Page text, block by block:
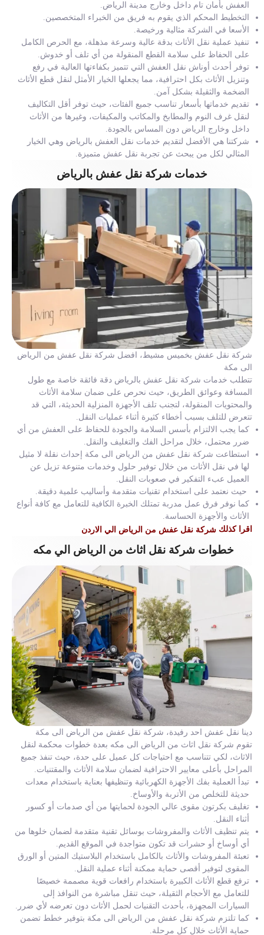
العفش بأمان تام داخل وخارج مدينة الرياض.
التخطيط المحكم الذي يقوم به فريق من الخبراء المتخصصين.
الأسعا في الشركة مثالية ورخيصة.
تنفيذ عملية نقل الأثاث بدقة عالية وسرعة مذهلة، مع الحرص الكامل
على الحفاظ على سلامة القطع المنقولة من أي تلف أو خدوش.
توفر أحدث أوناش نقل العفش التي تتميز بكفاءتها العالية في رفع
وتنزيل الأثاث بكل احترافية، مما يجعلها الخيار الأمثل لنقل قطع الأثاث
الضخمة والثقيلة بشكل آمن.
تقديم خدماتها بأسعار تناسب جميع الفئات، حيث توفر أقل التكاليف
لنقل غرف النوم والمطابخ والمكاتب والمكيفات، وغيرها من الأثاث
داخل وخارج الرياض دون المساس بالجودة.
شركتنا هي الأفضل لتقديم خدمات نقل العفش بالرياض وهي الخيار
المثالي لكل من يبحث عن تجربة نقل عفش متميزة.
خدمات شركة نقل عفش بالرياض
شركة نقل عفش بخميس مشيط، افضل شركة نقل عفش من الرياض
الى مكة
تتطلب خدمات شركة نقل عفش بالرياض دقة فائقة خاصة مع طول
المسافة وعوائق الطريق، حيث نحرص على ضمان سلامة الأثاث
والمحتويات المنقولة، لتجنب تلف الأجهزة المنزلية الحديثة، التي قد
تتعرض للتلف بسبب أخطاء كثيرة أثناء عمليات النقل.
كما يجب الالتزام بأسس السلامة والجودة للحفاظ على العفش من أي
ضرر محتمل، خلال مراحل الفك والتغليف والنقل.
استطاعت شركة نقل عفش من الرياض الى مكة إحداث نقلة لا مثيل
لها في نقل الأثاث من خلال توفير حلول وخدمات متنوعة تزيل عن
العميل عبء التفكير في صعوبات النقل.
حيث نعتمد على استخدام تقنيات متقدمة وأساليب علمية دقيقة.
كما نوفر فرق عمل مدربة تمتلك الخبرة الكافية للتعامل مع كافة أنواع
الأثاث والأجهزة الحساسة.
اقرا كذلك شركة نقل عفش من الرياض الي الاردن
خطوات شركة نقل اثاث من الرياض الي مكه
دينا نقل عفش احد رفيدة، شركة نقل عفش من الرياض الى مكة
تقوم شركة نقل اثاث من الرياض الى مكه بعدة خطوات محكمة لنقل
الاثاث، لكي تتناسب مع احتياجات كل عميل على حدة، حيث تنفذ جميع
المراحل بأعلى معايير الاحترافية لضمان سلامة الأثاث والمقتنيات.
تبدأ العملية بفك الأجهزة الكهربائية وتنظيفها بعناية باستخدام معدات
حديثة للتخلص من الأتربة والأوساخ.
تغليف بكرتون مقوى عالي الجودة لحمايتها من أي صدمات أو كسور
أثناء النقل.
يتم تنظيف الأثاث والمفروشات بوسائل تقنية متقدمة لضمان خلوها من
أي أوساخ أو حشرات قد تكون متواجدة في الموقع القديم.
تعبئة المفروشات والأثاث بالكامل باستخدام البلاستيك المتين أو الورق
المقوى لتوفير أقصى حماية ممكنة أثناء عملية النقل.
ترفع قطع الأثاث الكبيرة باستخدام رافعات قوية مصممة خصيصًا
للتعامل مع الأحجام الثقيلة، حيث تنقل مباشرة من النوافذ إلى
السيارات المجهزة، بأحدث التقنيات لحمل الأثاث دون تعرضه لأي ضرر.
كما تلتزم شركة نقل عفش من الرياض الى مكة بتوفير خطط تضمن
حماية الأثاث خلال كل مرحلة.